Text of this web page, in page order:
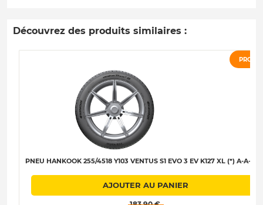
Découvrez des produits similaires :
PROMO
PNEU HANKOOK 255/4518 Y103 VENTUS S1 EVO 3 EV K127 XL (*) A-A-A-
AJOUTER AU PANIER